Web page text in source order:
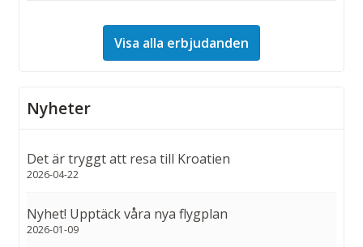
Visa alla erbjudanden
Nyheter
Det är tryggt att resa till Kroatien
2026-04-22
Nyhet! Upptäck våra nya flygplan
2026-01-09